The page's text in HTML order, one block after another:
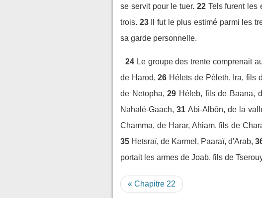
se servit pour le tuer. 22 Tels furent les
trois. 23
Il fut le plus estimé parmi les
sa garde personnelle.
24 Le groupe des trente comprenait
de Harod, 26 Hélets de Péleth, Ira, fils
de Netopha, 29 Héleb, fils de Baana,
Nahalé-Gaach, 31 Abi-Albôn, de la
Chamma, de Harar, Ahiam, fils de
35 Hetsraï, de Karmel, Paaraï, d'Arab,
portait les armes de Joab, fils de
« Chapitre 22